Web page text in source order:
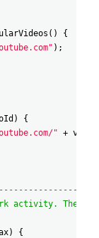
( )
{
) ;
)
{
" +
activity. They
)
{